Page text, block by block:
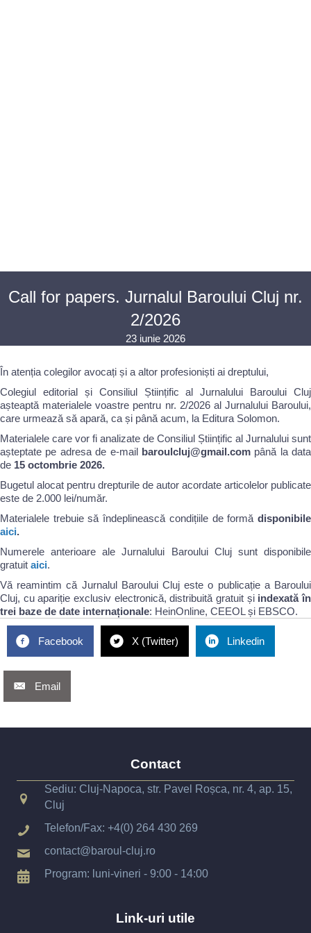
Call for papers. Jurnalul Baroului Cluj nr.
2/2026
23 iunie 2026
În atenția colegilor avocați și a altor profesioniști ai dreptului,
Colegiul editorial și Consiliul Științific al Jurnalului Baroului Cluj
așteaptă materialele voastre pentru nr. 2/2026 al Jurnalului Baroului,
care urmează să apară, ca și până acum, la Editura Solomon.
Materialele care vor fi analizate de Consiliul Științific al Jurnalului sunt
așteptate pe adresa de e-mail baroulcluj@gmail.compână la data
de 15 octombrie 2026.
Bugetul alocat pentru drepturile de autor acordate articolelor publicate
este de 2.000 lei/număr.
Materialele trebuie să îndeplinească condițiile de formă disponibile
aici.
Numerele anterioare ale Jurnalului Baroului Cluj sunt disponibile
gratuit aici.
Vă reamintim că Jurnalul Baroului Cluj este o publicație a Baroului
Cluj, cu apariție exclusiv electronică, distribuită gratuit și indexată în
trei baze de date internaționale: HeinOnline, CEEOL și EBSCO.
Facebook X (Twitter) Linkedin
Email
Contact
Sediu: Cluj-Napoca, str. Pavel Roșca, nr. 4, ap. 15,
Cluj
Telefon/Fax: +4(0) 264 430 269
contact@baroul-cluj.ro
Program: luni-vineri - 9:00 - 14:00
Link-uri utile